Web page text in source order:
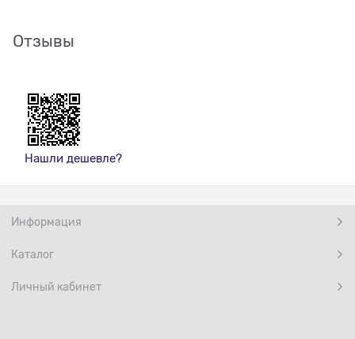
Отзывы
Нашли дешевле?
Информация
Каталог
Личный кабинет